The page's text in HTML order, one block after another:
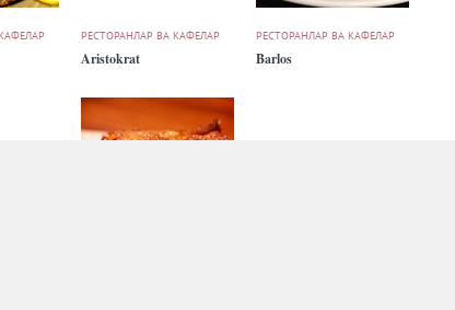
РЕСТОРАНЛАР ВА КАФЕЛАР
Aristokrat
РЕСТОРАНЛАР ВА КАФЕЛАР
Barlos